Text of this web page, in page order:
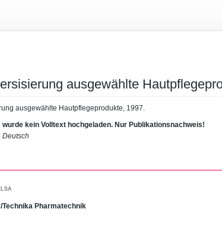
ausgewählte
ausgewählte Hautpflegeprodukte, 1997.
wurde kein Volltext hochgeladen. Nur Publikationsnachweis!
Deutsch
Technika Pharmatechnik